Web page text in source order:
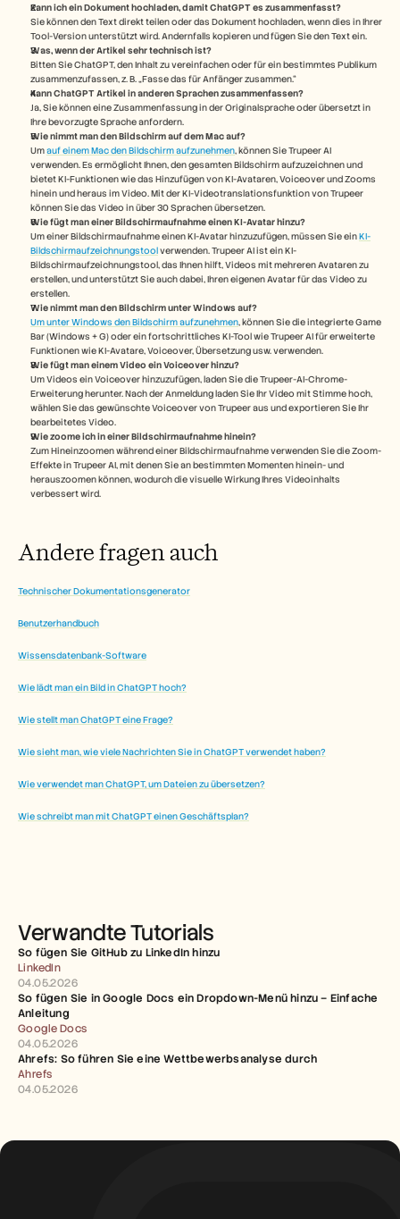
Kann ich ein Dokument hochladen, damit ChatGPT es zusammenfasst?
Sie können den Text direkt teilen oder das Dokument hochladen, wenn dies in Ihrer
Tool-Version unterstützt wird. Andernfalls kopieren und fügen Sie den Text ein.
Was, wenn der Artikel sehr technisch ist?
Bitten Sie ChatGPT, den Inhalt zu vereinfachen oder für ein bestimmtes Publikum
zusammenzufassen, z. B. „Fasse das für Anfänger zusammen.“
Kann ChatGPT Artikel in anderen Sprachen zusammenfassen?
Ja, Sie können eine Zusammenfassung in der Originalsprache oder übersetzt in
Ihre bevorzugte Sprache anfordern.
Wie nimmt man den Bildschirm auf dem Mac auf?
Um auf einem Mac den Bildschirm aufzunehmen, können Sie Trupeer AI
verwenden. Es ermöglicht Ihnen, den gesamten Bildschirm aufzuzeichnen und
bietet KI-Funktionen wie das Hinzufügen von KI-Avataren, Voiceover und Zooms
hinein und heraus im Video. Mit der KI-Videotranslationsfunktion von Trupeer
können Sie das Video in über 30 Sprachen übersetzen.
Wie fügt man einer Bildschirmaufnahme einen KI-Avatar hinzu?
Um einer Bildschirmaufnahme einen KI-Avatar hinzuzufügen, müssen Sie ein KI-
Bildschirmaufzeichnungstool verwenden. Trupeer AI ist ein KI-
Bildschirmaufzeichnungstool, das Ihnen hilft, Videos mit mehreren Avataren zu
erstellen, und unterstützt Sie auch dabei, Ihren eigenen Avatar für das Video zu
erstellen.
Wie nimmt man den Bildschirm unter Windows auf?
Um unter Windows den Bildschirm aufzunehmen, können Sie die integrierte Game
Bar (Windows + G) oder ein fortschrittliches KI-Tool wie Trupeer AI für erweiterte
Funktionen wie KI-Avatare, Voiceover, Übersetzung usw. verwenden.
Wie fügt man einem Video ein Voiceover hinzu?
Um Videos ein Voiceover hinzuzufügen, laden Sie die Trupeer-AI-Chrome-
Erweiterung herunter. Nach der Anmeldung laden Sie Ihr Video mit Stimme hoch,
wählen Sie das gewünschte Voiceover von Trupeer aus und exportieren Sie Ihr
bearbeitetes Video.
Wie zoome ich in einer Bildschirmaufnahme hinein?
Zum Hineinzoomen während einer Bildschirmaufnahme verwenden Sie die Zoom-
Effekte in Trupeer AI, mit denen Sie an bestimmten Momenten hinein- und
herauszoomen können, wodurch die visuelle Wirkung Ihres Videoinhalts
verbessert wird.
Andere fragen auch
Technischer Dokumentationsgenerator
Benutzerhandbuch
Wissensdatenbank-Software
Wie lädt man ein Bild in ChatGPT hoch?
Wie stellt man ChatGPT eine Frage?
Wie sieht man, wie viele Nachrichten Sie in ChatGPT verwendet haben?
Wie verwendet man ChatGPT, um Dateien zu übersetzen?
Wie schreibt man mit ChatGPT einen Geschäftsplan?
Verwandte Tutorials
So fügen Sie GitHub zu LinkedIn hinzu
LinkedIn
04.05.2026
So fügen Sie in Google Docs ein Dropdown-Menü hinzu – Einfache
Anleitung
Google Docs
04.05.2026
Ahrefs: So führen Sie eine Wettbewerbsanalyse durch
Ahrefs
04.05.2026